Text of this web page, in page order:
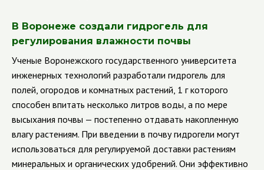
В Воронеже создали гидрогель для
регулирования влажности почвы
Ученые Воронежского государственного университета
инженерных технологий разработали гидрогель для
полей, огородов и комнатных растений, 1 г которого
способен впитать несколько литров воды, а по мере
высыхания почвы — постепенно отдавать накопленную
влагу растениям. При введении в почву гидрогели могут
использоваться для регулируемой доставки растениям
минеральных и органических удобрений. Они эффективно